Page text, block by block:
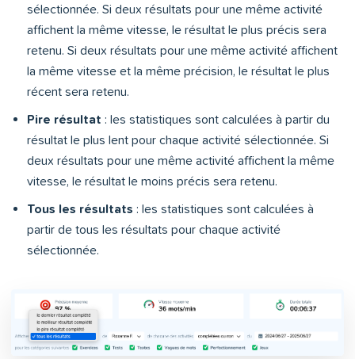
sélectionnée. Si deux résultats pour une même activité
affichent la même vitesse, le résultat le plus précis sera
retenu. Si deux résultats pour une même activité affichent
la même vitesse et la même précision, le résultat le plus
récent sera retenu.
Pire résultat : les statistiques sont calculées à partir du
résultat le plus lent pour chaque activité sélectionnée. Si
deux résultats pour une même activité affichent la même
vitesse, le résultat le moins précis sera retenu.
Tous les résultats : les statistiques sont calculées à
partir de tous les résultats pour chaque activité
sélectionnée.